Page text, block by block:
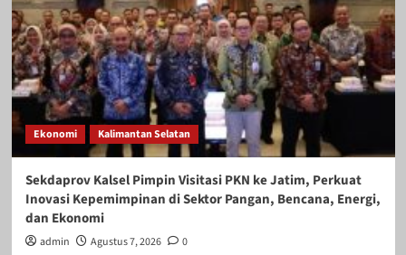
Ekonomi Kalimantan Selatan
Sekdaprov Kalsel Pimpin Visitasi PKN ke Jatim, Perkuat
Inovasi Kepemimpinan di Sektor Pangan, Bencana, Energi,
dan Ekonomi
admin Agustus 7, 2026 0